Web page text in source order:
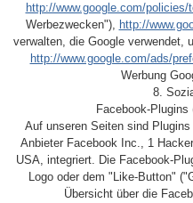
http://www.google.com/policies/
Werbezwecken"), http://
verwalten, die Google verwendet,
http://www.google.com/ads/
Werbung
8.
Facebook-
Auf unseren Seiten sind
Anbieter Facebook Inc., 1
USA, integriert. Die Facebook-
Logo oder dem "Like-Button"
Übersicht über die